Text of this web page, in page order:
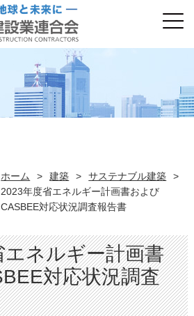
ホーム > 建築 > サステナブル建築
>
2023年度省エネルギー計画書および
CASBEE対応状況調査報告書
ネルギー計画書
対応状況調査